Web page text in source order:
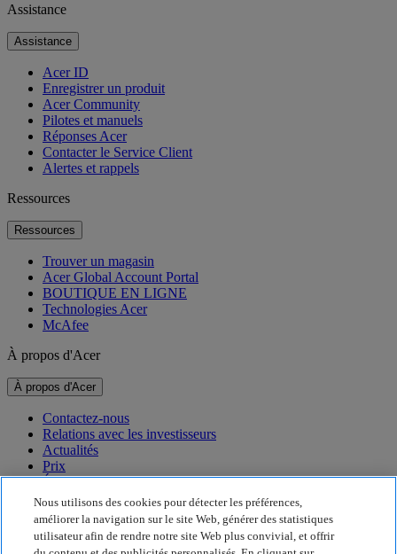
Assistance
Assistance
Acer ID
Enregistrer un produit
Acer Community
Pilotes et manuels
Réponses Acer
Contacter le Service Client
Alertes et rappels
Ressources
Ressources
Trouver un magasin
Acer Global Account Portal
BOUTIQUE EN LIGNE
Technologies Acer
McAfee
À propos d'Acer
À propos d'Acer
Contactez-nous
Relations avec les investisseurs
Actualités
Prix
Événements
Développement durable
Développement durable
Nous utilisons des cookies pour détecter les préférences,
améliorer la navigation sur le site Web, générer des statistiques
utilisateur afin de rendre notre site Web plus convivial, et offrir